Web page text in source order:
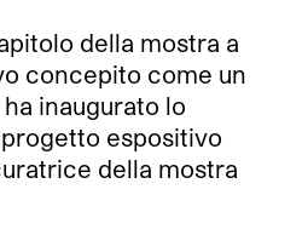
della mostra a
concepito come un
inaugurato lo
espositivo
della mostra